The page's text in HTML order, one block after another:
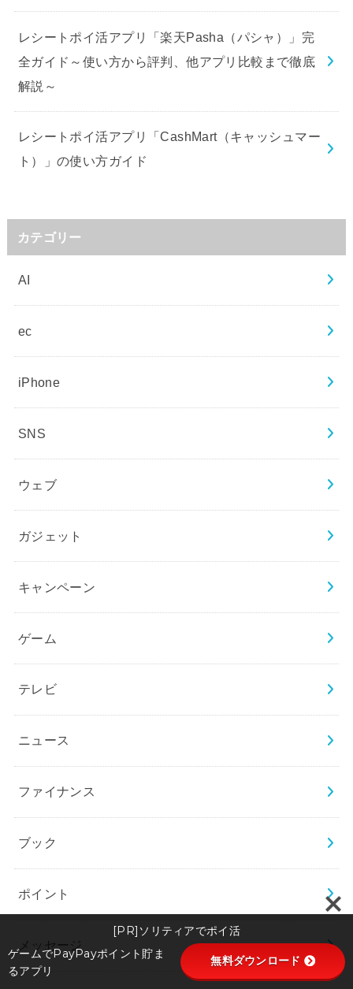
レシートポイ活アプリ「楽天Pasha（パシャ）」完
全ガイド～使い方から評判、他アプリ比較まで徹底
解説～
レシートポイ活アプリ「CashMart（キャッシュマー
ト）」の使い方ガイド
カテゴリー
AI
ec
iPhone
SNS
ウェブ
ガジェット
キャンペーン
ゲーム
テレビ
ニュース
ファイナンス
ブック
ポイント
メッセージ
[PR]ソリティアでポイ活
ゲームでPayPayポイント貯ま
るアプリ
無料ダウンロード